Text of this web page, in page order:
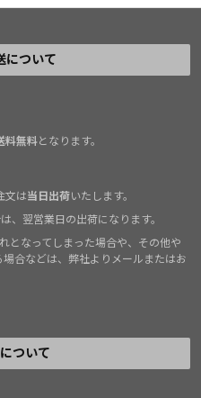
について
料無料となります。
文は当日出荷いたします。
、翌営業日の出荷になります。
となってしまった場合や、その他や
合などは、弊社よりメールまたはお
ついて